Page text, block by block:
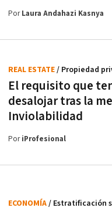
PorLaura Andahazi Kasnya
El requisito que
desalojar tras la
Inviolabilidad
REAL ESTATE/ Propiedad
PoriProfesional
ECONOMÍA/ Estratificación